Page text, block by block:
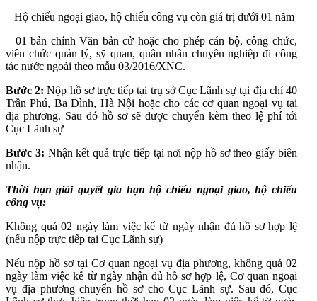
– Hộ chiếu ngoại giao, hộ chiếu công vụ còn giá trị dưới 01 năm
– 01 bản chính Văn bản cử hoặc cho phép cán bộ, công chức,
viên chức quản lý, sỹ quan, quân nhân chuyên nghiệp đi công
tác nước ngoài theo mẫu 03/2016/XNC.
Bước 2: Nộp hồ sơ trực tiếp tại trụ sở Cục Lãnh sự tại địa chỉ 40
Trần Phú, Ba Đình, Hà Nội hoặc cho các cơ quan ngoại vụ tại
địa phương. Sau đó hồ sơ sẽ được chuyển kèm theo lệ phí tới
Cục Lãnh sự
Bước 3: Nhận kết quả trực tiếp tại nơi nộp hồ sơ theo giấy biên
nhận.
Thời hạn giải quyết gia hạn hộ chiếu ngoại giao, hộ chiếu
công vụ:
Không quá 02 ngày làm việc kể từ ngày nhận đủ hồ sơ hợp lệ
(nếu nộp trực tiếp tại Cục Lãnh sự)
Nếu nộp hồ sơ tại Cơ quan ngoại vụ địa phương, không quá 02
ngày làm việc kể từ ngày nhận đủ hồ sơ hợp lệ, Cơ quan ngoại
vụ địa phương chuyển hồ sơ cho Cục Lãnh sự. Sau đó, Cục